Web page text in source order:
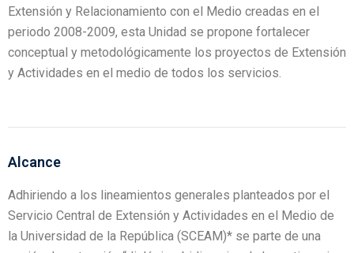
Extensión y Relacionamiento con el Medio creadas en el
periodo 2008-2009, esta Unidad se propone fortalecer
conceptual y metodológicamente los proyectos de Extensión
y Actividades en el medio de todos los servicios.
Alcance
Adhiriendo a los lineamientos generales planteados por el
Servicio Central de Extensión y Actividades en el Medio de
la Universidad de la República (SCEAM)* se parte de una